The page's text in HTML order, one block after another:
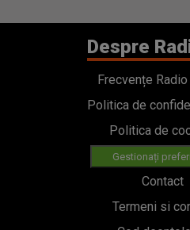
Despre
Frecvențe
Politica de
Politica de
Gestionați
Contact
Termeni si